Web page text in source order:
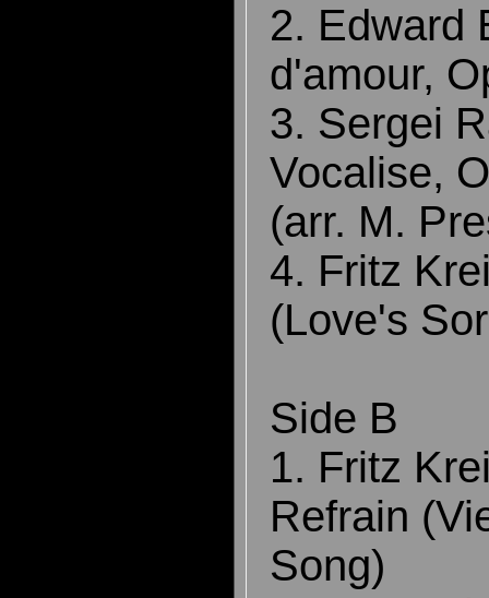
2. Edward
d'amour,
3. Sergei
Vocalise,
(arr. M.
4. Fritz
(Love's
Side B
1. Fritz
Refrain
Song)